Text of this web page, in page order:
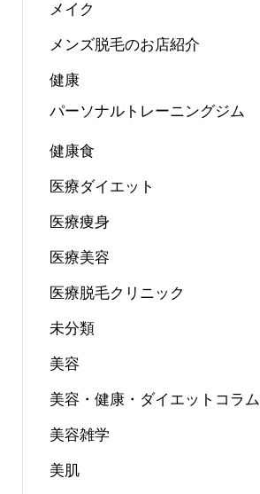
メイク
メンズ脱毛のお店紹介
健康
パーソナルトレーニングジム
健康食
医療ダイエット
医療痩身
医療美容
医療脱毛クリニック
未分類
美容
美容・健康・ダイエットコラム
美容雑学
美肌